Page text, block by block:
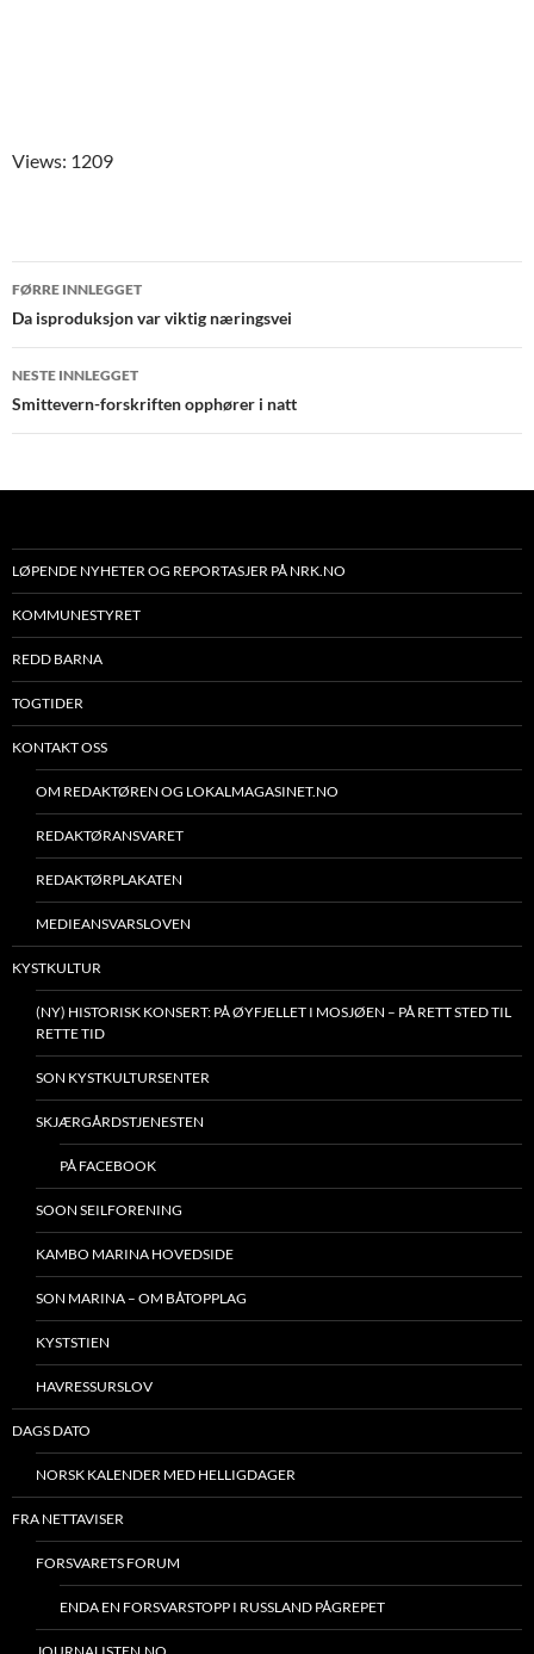
Views: 1209
Innleggsnavigering
FØRRE INNLEGGET
Da isproduksjon var viktig næringsvei
NESTE INNLEGGET
Smittevern-forskriften opphører i natt
LØPENDE NYHETER OG REPORTASJER PÅ NRK.NO
KOMMUNESTYRET
REDD BARNA
TOGTIDER
KONTAKT OSS
OM REDAKTØREN OG LOKALMAGASINET.NO
REDAKTØRANSVARET
REDAKTØRPLAKATEN
MEDIEANSVARSLOVEN
KYSTKULTUR
(NY) HISTORISK KONSERT: PÅ ØYFJELLET I MOSJØEN – PÅ RETT STED TIL
RETTE TID
SON KYSTKULTURSENTER
SKJÆRGÅRDSTJENESTEN
PÅ FACEBOOK
SOON SEILFORENING
KAMBO MARINA HOVEDSIDE
SON MARINA – OM BÅTOPPLAG
KYSTSTIEN
HAVRESSURSLOV
DAGS DATO
NORSK KALENDER MED HELLIGDAGER
FRA NETTAVISER
FORSVARETS FORUM
ENDA EN FORSVARSTOPP I RUSSLAND PÅGREPET